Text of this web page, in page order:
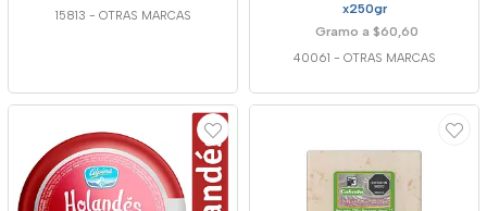
15813 - OTRAS MARCAS
x250gr
Gramo a $60,60
40061 - OTRAS MARCAS